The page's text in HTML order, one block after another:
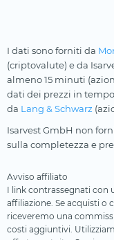
I dati sono forniti da
(criptovalute) e da
almeno 15 minuti
dati dei prezzi in
da Lang & Schwarz
Isarvest GmbH non
sulla completezza e
Avviso affiliato
I link contrassegnati con
affiliazione. Se acquisti o
riceveremo una
costi aggiuntivi.